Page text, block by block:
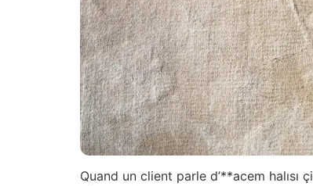
Quand un client parle d’**acem